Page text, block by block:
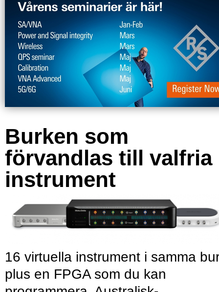
Burken som
förvandlas till valfria
instrument
16 virtuella instrument i samma
plus en FPGA som du kan